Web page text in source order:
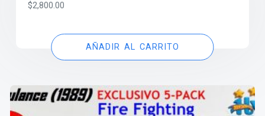
$2,800.00
AÑADIR AL CARRITO